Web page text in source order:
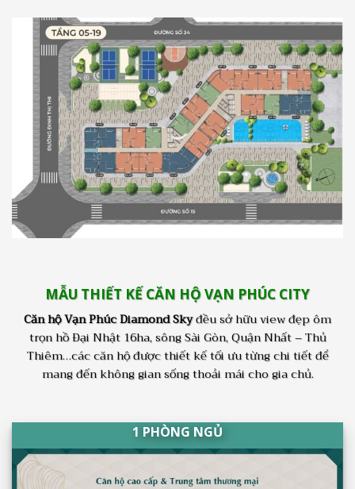
MẪU THIẾT KẾ CĂN HỘ VẠN PHÚC CITY
Căn hộ Vạn Phúc Diamond Skyđều sở hữu view đẹp ôm
trọn hồ Đại Nhật 16ha, sông Sài Gòn, Quận Nhất – Thủ
Thiêm…các căn hộ được thiết kế tối ưu từng chi tiết để
mang đến không gian sống thoải mái cho gia chủ.
1 PHÒNG NGỦ